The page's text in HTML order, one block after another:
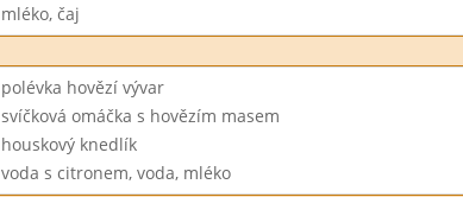
mléko, čaj
polévka hovězí vývar
svíčková omáčka s hovězím masem
houskový knedlík
voda s citronem, voda, mléko